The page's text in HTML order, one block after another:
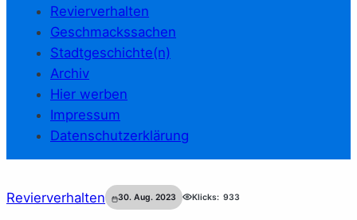
Revierverhalten
Geschmackssachen
Stadtgeschichte(n)
Archiv
Hier werben
Impressum
Datenschutzerklärung
Revierverhalten 30. Aug. 2023 Klicks: 933